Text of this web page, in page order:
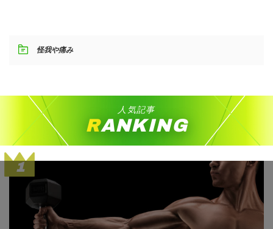
怪我や痛み
人気記事
RANKING
1